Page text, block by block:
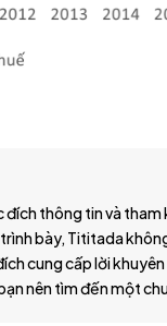
thông tin và
bày, Tititada
cung cấp lời
nên tìm đến một